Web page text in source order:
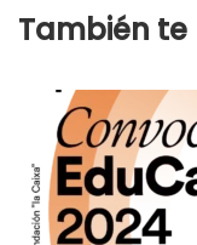
También